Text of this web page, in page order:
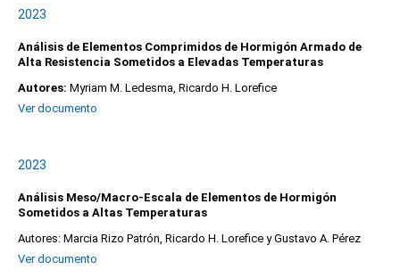
2023
Análisis de Elementos Comprimidos de Hormigón Armado de
Alta Resistencia Sometidos a Elevadas Temperaturas
Autores: Myriam M. Ledesma, Ricardo H. Lorefice
Ver documento
2023
Análisis Meso/Macro-Escala de Elementos de Hormigón
Sometidos a Altas Temperaturas
Autores: Marcia Rizo Patrón, Ricardo H. Lorefice y Gustavo A. Pérez
Ver documento